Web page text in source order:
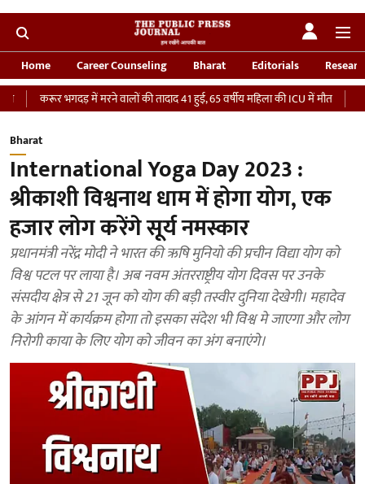
Home Career Counseling Bharat Editorials
भगदड़ में मरने वालों की तादाद 41 हुई, 65 वर्षीय महिला की ICU में मौत
‘भारतीय
Bharat
International Yoga Day 2023 :
श्रीकाशी विश्वनाथ धाम में होगा योग, एक
हजार लोग करेंगे सूर्य नमस्कार
प्रधानमंत्री नरेंद्र मोदी ने भारत की ऋषि मुनियो की प्रचीन विद्या योग को
विश्व पटल पर लाया है। अब नवम अंतरराष्ट्रीय योग दिवस पर उनके
संसदीय क्षेत्र से 21 जून को योग की बड़ी तस्वीर दुनिया देखेगी। महादेव
के आंगन में कार्यक्रम होगा तो इसका संदेश भी विश्व मे जाएगा और लोग
निरोगी काया के लिए योग को जीवन का अंग बनाएंगे।